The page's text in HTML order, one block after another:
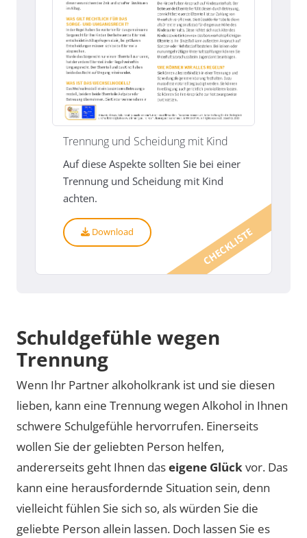
CHECKLISTE
Trennung und Scheidung mit Kind
Auf diese Aspekte sollten Sie bei einer
Trennung und Scheidung mit Kind
achten.
Download
Schuldgefühle wegen
Trennung
Wenn Ihr Partner alkoholkrank ist und sie diesen
lieben, kann eine Trennung wegen Alkohol in Ihnen
schwere Schulgefühle hervorrufen. Einerseits
wollen Sie der geliebten Person helfen,
andererseits geht Ihnen daseigene Glückvor. Das
kann eine herausfordernde Situation sein, denn
vielleicht fühlen Sie sich so, als würden Sie die
geliebte Person allein lassen. Doch lassen Sie es